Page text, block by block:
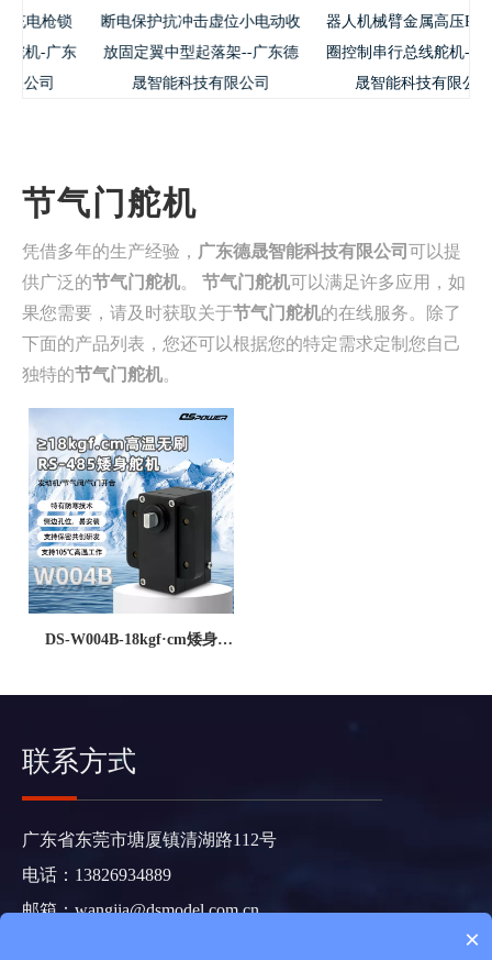
东
断电保护抗冲击虚位小电动收
放固定翼中型起落架--广东德
晟智能科技有限公司
器人机械臂金属高压RS485多
圈控制串行总线舵机--广东德
晟智能科技有限公司
节气门舵机
凭借多年的生产经验， 广东德晟智能科技有限公司 可以提
供广泛的节气门舵机。 节气门舵机可以满足许多应用，如
果您需要，请及时获取关于节气门舵机的在线服务。除了
下面的产品列表，您还可以根据您的特定需求定制您自己
独特的节气门舵机。
DS-W004B-18kgf·cm矮身
联系方式
广东省东莞市塘厦镇清湖路112号
电话：13826934889
邮箱：wangjia@dsmodel.com.cn
×